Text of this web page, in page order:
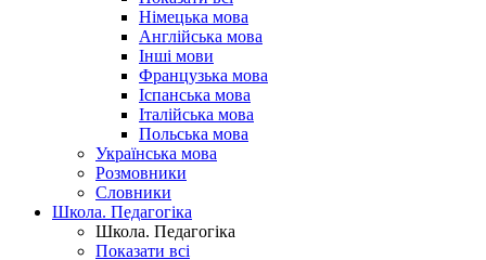
Німецька мова
Англійська мова
Інші мови
Французька мова
Іспанська мова
Італійська мова
Польська мова
Українська мова
Розмовники
Словники
Школа. Педагогіка
Школа. Педагогіка
Показати всі